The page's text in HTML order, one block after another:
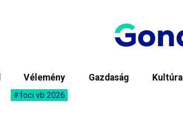
Vélemény Gazdaság Kultúra
foci vb 2026